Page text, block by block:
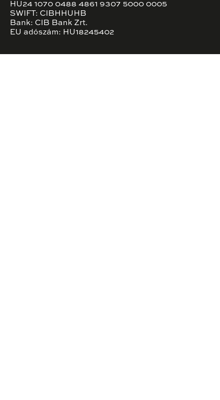
HU24 1070 0488 4861 9307 5000 0005
SWIFT: CIBHHUHB
Bank: CIB Bank Zrt.
EU adószám: HU18245402